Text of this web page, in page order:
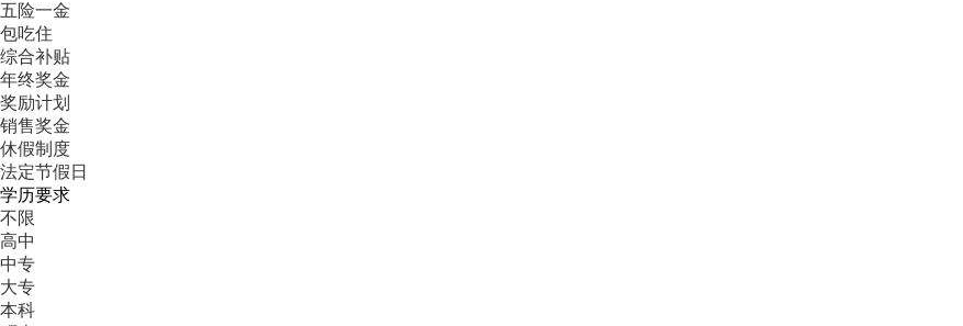
五险一金
包吃住
综合补贴
年终奖金
奖励计划
销售奖金
休假制度
法定节假日
学历要求
不限
高中
中专
大专
本科